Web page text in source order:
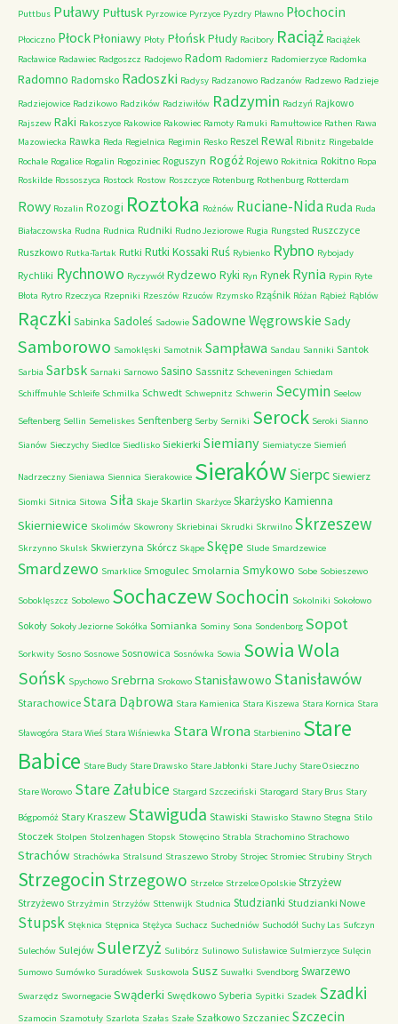
Puttbus Puławy Pułtusk Pyrzowice Pyrzyce Pyzdry Pławno Płochocin
Płociczno PłockPłoniawy Płoty PłońskPłudy Racibory Raciąż Raciążek
Racławice Radawiec Radgoszcz Radojewo Radom Radomierz Radomierzyce Radomka
Radomno Radomsko Radoszki Radysy Radzanowo Radzanów Radzewo Radzieje
Radziejowice Radzikowo Radzików Radziwiłów Radzymin Radzyń Rajkowo
Rajszew Raki Rakoszyce Rakowice Rakowiec Ramoty Ramuki Ramułtowice Rathen Rawa
Mazowiecka Rawka Reda Regielnica Regimin Resko Reszel Rewal Ribnitz Ringebalde
Rochale Rogalice Rogalin Rogoziniec Roguszyn Rogóż Rojewo Rokitnica Rokitno Ropa
Roskilde Rossoszyca Rostock Rostow Roszczyce Rotenburg Rothenburg Rotterdam
Rowy Rozalin Rozogi Roztoka Rożnów Ruciane-NidaRuda Ruda
Białaczowska Rudna Rudnica Rudniki Rudno Jeziorowe Rugia Rungsted Ruszczyce
Ruszkowo Rutka-Tartak Rutki Rutki Kossaki Ruś Rybienko Rybno Rybojady
Rychliki Rychnowo Ryczywół Rydzewo Ryki Ryn Rynek Rynia Rypin Ryte
Błota Rytro Rzeczyca Rzepniki Rzeszów Rzuców Rzymsko Rząśnik Różan Rąbież Rąblów
Rączki Sabinka Sadoleś Sadowie Sadowne Węgrowskie Sady
Samborowo Samoklęski Samotnik Sampława Sandau Sanniki Santok
Sarbia Sarbsk Sarnaki Sarnowo Sasino Sassnitz Scheveningen Schiedam
Schiffmuhle Schleife Schmilka Schwedt Schwepnitz Schwerin Secymin Seelow
Seftenberg Sellin Semeliskes Senftenberg Serby Serniki Serock Seroki Sianno
Sianów Sieczychy Siedlce Siedlisko Siekierki Siemiany Siemiatycze Siemień
Nadrzeczny Sieniawa Siennica Sierakowice SierakówSierpc Siewierz
Siomki Sitnica Sitowa Siła Skaje Skarlin Skarżyce Skarżysko Kamienna
Skierniewice Skolimów Skowrony Skriebinai Skrudki Skrwilno Skrzeszew
Skrzynno Skulsk Skwierzyna Skórcz Skąpe Skępe Slude Smardzewice
Smardzewo Smarklice Smogulec Smolarnia Smykowo Sobe Sobieszewo
Soboklęszcz Sobolewo SochaczewSochocin Sokolniki Sokołowo
Sokoły Sokoły Jeziorne Sokółka Somianka Sominy Sona Sondenborg Sopot
Sorkwity Sosno Sosnowe Sosnowica Sosnówka Sowia Sowia Wola
Sońsk Spychowo Srebrna Srokowo Stanisławowo Stanisławów
Starachowice Stara Dąbrowa Stara Kamienica Stara Kiszewa Stara Kornica Stara
Sławogóra Stara Wieś Stara Wiśniewka Stara Wrona Starbienino Stare
Babice Stare Budy Stare Drawsko Stare Jabłonki Stare Juchy Stare Osieczno
Stare Worowo Stare Załubice Stargard Szczeciński Starogard Stary Brus Stary
Bógpomóż Stary Kraszew Stawiguda Stawiski Stawisko Stawno Stegna Stilo
Stoczek Stolpen Stolzenhagen Stopsk Stowęcino Strabla Strachomino Strachowo
Strachów Strachówka Stralsund Straszewo Stroby Strojec Stromiec Strubiny Strych
Strzegocin Strzegowo Strzelce Strzelce Opolskie Strzyżew
Strzyżewo Strzyżmin Strzyżów Sttenwijk Studnica Studzianki Studzianki Nowe
Stupsk Stęknica Stępnica Stężyca Suchacz Suchedniów Suchodół Suchy Las Sufczyn
Sulechów Sulejów Sulerzyż Sulibórz Sulinowo Sulisławice Sulmierzyce Sulęcin
Sumowo Sumówko Suradówek Suskowola Susz Suwałki Svendborg Swarzewo
Swarzędz Swornegacie Swąderki Swędkowo Syberia Sypitki Szadek Szadki
Szamocin Szamotuły Szarlota Szałas Szałe Szałkowo Szczaniec Szczecin